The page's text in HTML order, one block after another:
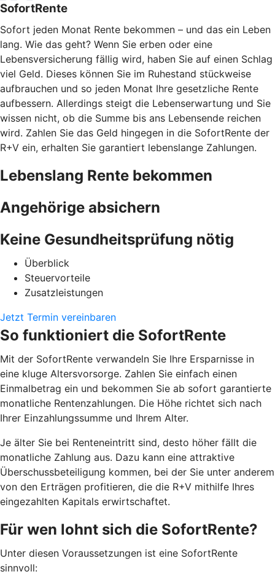
SofortRente
Sofort jeden Monat Rente bekommen – und das ein Leben
lang. Wie das geht? Wenn Sie erben oder eine
Lebensversicherung fällig wird, haben Sie auf einen Schlag
viel Geld. Dieses können Sie im Ruhestand stückweise
aufbrauchen und so jeden Monat Ihre gesetzliche Rente
aufbessern. Allerdings steigt die Lebenserwartung und Sie
wissen nicht, ob die Summe bis ans Lebensende reichen
wird. Zahlen Sie das Geld hingegen in die SofortRente der
R+V ein, erhalten Sie garantiert lebenslange Zahlungen.
Lebenslang Rente bekommen
Angehörige absichern
Keine Gesundheitsprüfung nötig
Überblick
Steuervorteile
Zusatzleistungen
Jetzt Termin vereinbaren
So funktioniert die SofortRente
Mit der SofortRente verwandeln Sie Ihre Ersparnisse in
eine kluge Altersvorsorge. Zahlen Sie einfach einen
Einmalbetrag ein und bekommen Sie ab sofort garantierte
monatliche Rentenzahlungen. Die Höhe richtet sich nach
Ihrer Einzahlungssumme und Ihrem Alter.
Je älter Sie bei Renteneintritt sind, desto höher fällt die
monatliche Zahlung aus. Dazu kann eine attraktive
Überschussbeteiligung kommen, bei der Sie unter anderem
von den Erträgen profitieren, die die R+V mithilfe Ihres
eingezahlten Kapitals erwirtschaftet.
Für wen lohnt sich die SofortRente?
Unter diesen Voraussetzungen ist eine SofortRente
sinnvoll: